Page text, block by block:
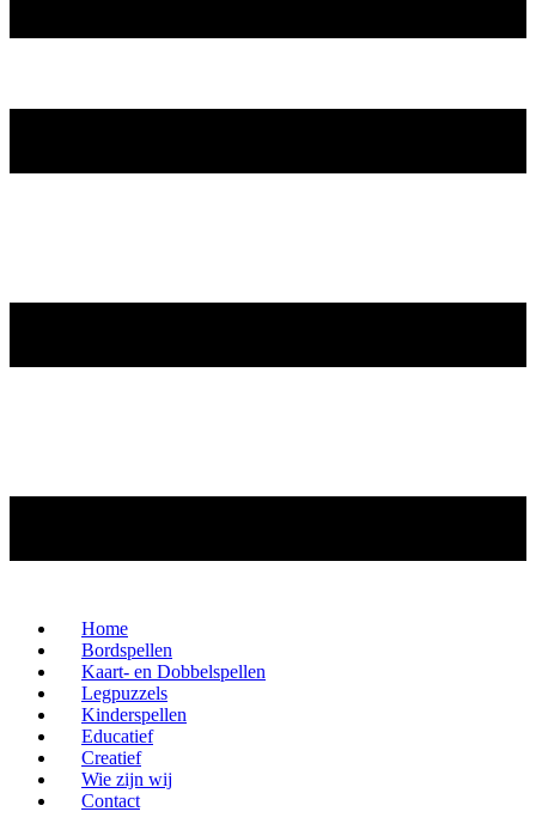
Home
Bordspellen
Kaart- en Dobbelspellen
Legpuzzels
Kinderspellen
Educatief
Creatief
Wie zijn wij
Contact